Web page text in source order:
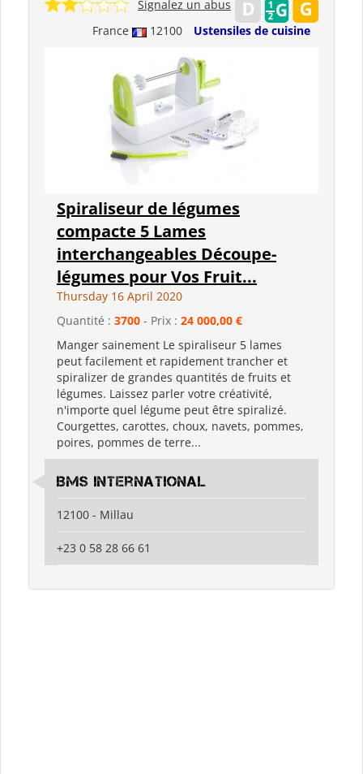
France 12100 Ustensiles de cuisine
Signalez un abus
Spiraliseur de légumes
compacte 5 Lames
interchangeables Découpe-
légumes pour Vos Fruit...
Thursday 16 April 2020
Quantité : 3700 - Prix : 24 000,00 €
Manger sainement Le spiraliseur 5 lames
peut facilement et rapidement trancher et
spiralizer de grandes quantités de fruits et
légumes. Laissez parler votre créativité,
n'importe quel légume peut être spiralizé.
Courgettes, carottes, choux, navets, pommes,
poires, pommes de terre...
BMS International
12100 - Millau
+23 0 58 28 66 61